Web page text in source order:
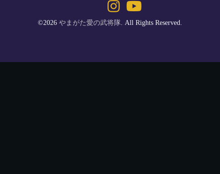
©2026 やまがた愛の武将隊. All Rights Reserved.